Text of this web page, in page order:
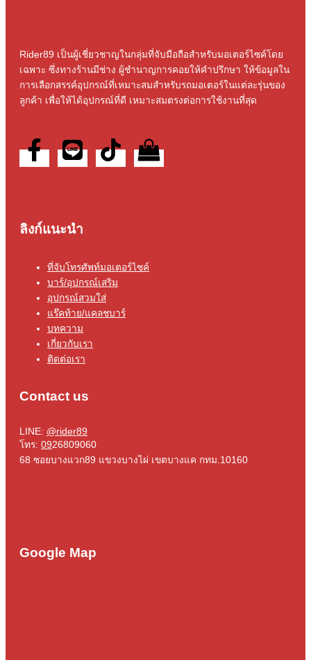
Rider89 เป็นผู้เชี่ยวชาญในกลุ่มที่จับมือถือสําหรับมอเตอร์ไซค์โดย
เฉพาะ ซึ่งทางร้านมีช่าง ผู้ชํานาญการคอยให้คําปรึกษา ให้ข้อมูลใน
การเลือกสรรค์อุปกรณ์ที่เหมาะสมสําหรับรถมอเตอร์ในแต่ละรุ่นของ
ลูกค้า เพื่อให้ได้อุปกรณ์ที่ดี เหมาะสมตรงต่อการใช้งานที่สุด
ลิงก์แนะนำ
ที่จับโทรศัพท์มอเตอร์ไซค์
บาร์/อุปกรณ์เสริม
อุปกรณ์สวมใส่
แร๊คท้าย/แคลชบาร์
บทความ
เกี่ยวกับเรา
ติดต่อเรา
Contact us
LINE: @rider89
โทร: 0926809060
68 ซอยบางแวก89 แขวงบางไผ่ เขตบางแค กทม.10160
Google Map